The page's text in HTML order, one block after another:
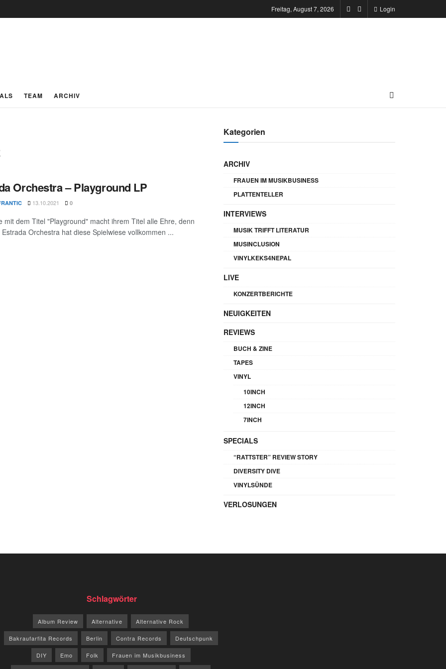
Freitag, August 7, 2026 Login
TEAM ARCHIV
Orchestra – Playground LP
13.10.2021 0
mit dem Titel "Playground" macht ihrem Titel alle Ehre, denn
Orchestra hat diese Spielwiese vollkommen ...
Kategorien
ARCHIV
FRAUEN IM MUSIKBUSINESS
PLATTENTELLER
INTERVIEWS
MUSIK TRIFFT LITERATUR
MUSINCLUSION
VINYLKEKS4NEPAL
LIVE
KONZERTBERICHTE
NEUIGKEITEN
REVIEWS
BUCH & ZINE
TAPES
VINYL
10INCH
12INCH
7INCH
SPECIALS
“RATTSTER” REVIEW STORY
DIVERSITY DIVE
VINYLSÜNDE
VERLOSUNGEN
Schlagwörter
Album Review Alternative Alternative Rock
Bakraufarfita Records Berlin Contra Records Deutschpunk
DIY Emo Folk Frauen im Musikbusiness